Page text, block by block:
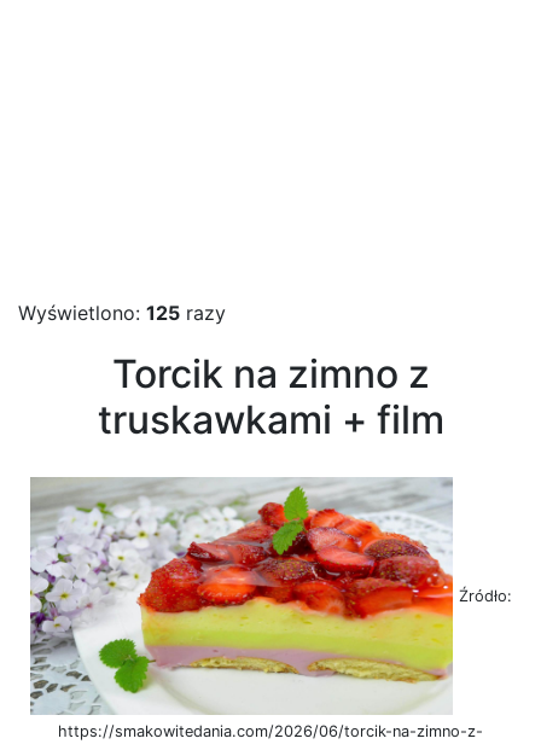
Wyświetlono: 125 razy
Torcik na zimno z
truskawkami + film
Źródło:
https://smakowitedania.com/2026/06/torcik-na-zimno-z-